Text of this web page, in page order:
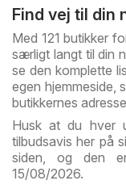
Find vej til din
Med 121 butikker
særligt langt til din
se den komplette
egen hjemmeside,
butikkernes
Husk at du hver
tilbudsavis her på
siden, og den
15/08/2026.